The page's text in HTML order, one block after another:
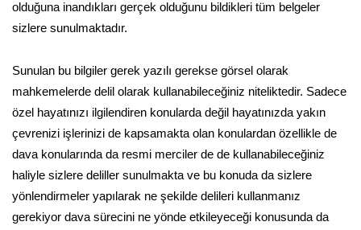
olduğuna inandıkları gerçek olduğunu bildikleri tüm belgeler
sizlere sunulmaktadır.
Sunulan bu bilgiler gerek yazılı gerekse görsel olarak
mahkemelerde delil olarak kullanabileceğiniz niteliktedir. Sadece
özel hayatınızı ilgilendiren konularda değil hayatınızda yakın
çevrenizi işlerinizi de kapsamakta olan konulardan özellikle de
dava konularında da resmi merciler de de kullanabileceğiniz
haliyle sizlere deliller sunulmakta ve bu konuda da sizlere
yönlendirmeler yapılarak ne şekilde delileri kullanmanız
gerekiyor dava sürecini ne yönde etkileyeceği konusunda da